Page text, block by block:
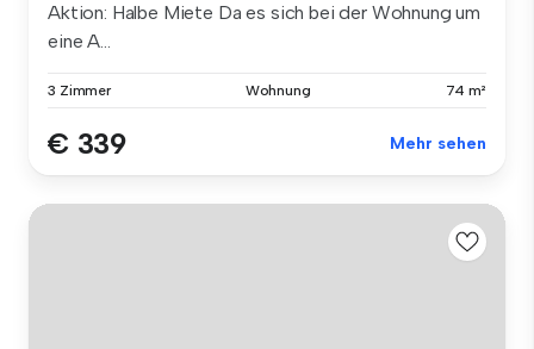
Aktion: Halbe Miete Da es sich bei der Wohnung um
eine A...
3 Zimmer Wohnung 74 m²
€ 339 Mehr sehen